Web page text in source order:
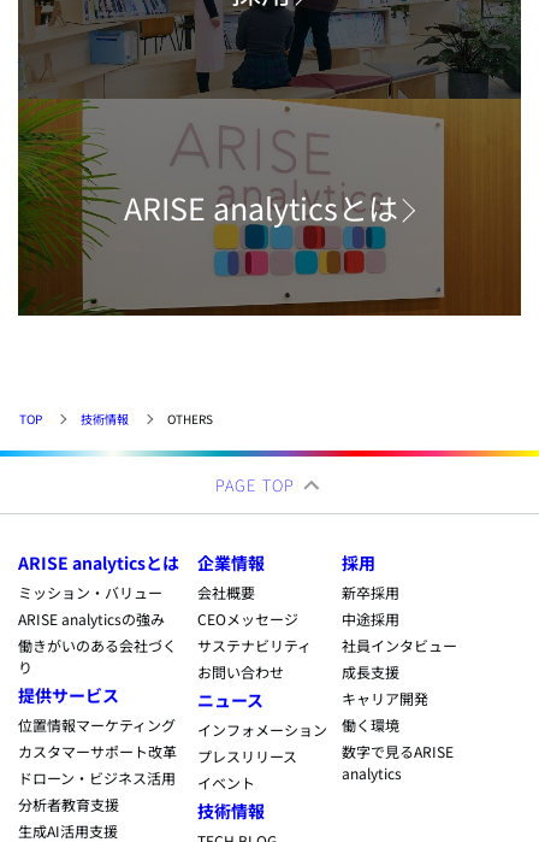
ARISE analyticsとは
TOP 技術情報 OTHERS
PAGE TOP
ARISE analyticsとは
ミッション・バリュー
ARISE analyticsの強み
働きがいのある会社づく
り
提供サービス
位置情報マーケティング
カスタマーサポート改革
ドローン・ビジネス活用
分析者教育支援
生成AI活用支援
企業情報
会社概要
CEOメッセージ
サステナビリティ
お問い合わせ
ニュース
インフォメーション
プレスリリース
イベント
技術情報
採用
新卒採用
中途採用
社員インタビュー
成長支援
キャリア開発
働く環境
数字で見るARISE
analytics